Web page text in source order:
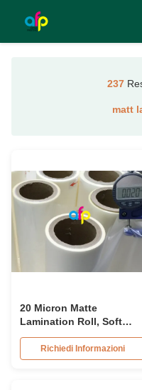
237
matt
20 Micron Matte
Lamination Roll, Soft
Matte Plastic Film
381mm*2000m
445mm*3000m
Richiedi Informazioni